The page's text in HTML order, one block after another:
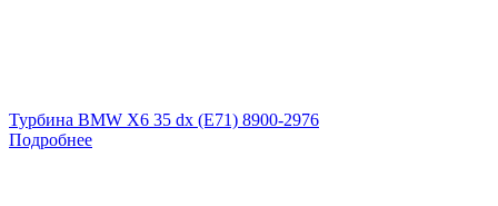
Турбина BMW X6 35 dx (E71) 8900-2976
Подробнее